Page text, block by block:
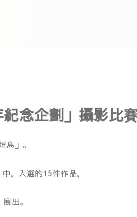
念企劃」攝影比
」。
，入選的15件作品，
出。